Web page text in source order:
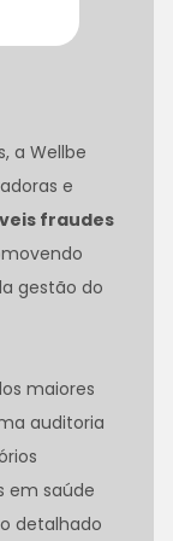
a Wellbe
e
fraudes
gestão do
maiores
auditoria
em saúde
detalhado